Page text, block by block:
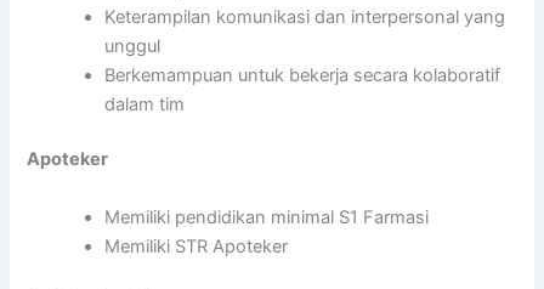
Keterampilan komunikasi dan interpersonal yang
unggul
Berkemampuan untuk bekerja secara kolaboratif
dalam tim
Apoteker
Memiliki pendidikan minimal S1 Farmasi
Memiliki STR Apoteker